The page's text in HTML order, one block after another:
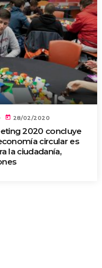
today 28/02/2020
2020 concluye
circular es
la ciudadanía,